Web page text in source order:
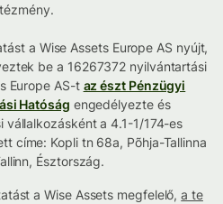
a Wise Assets Europe AS nyújt,
be a 16267372 nyilvántartási
Europe AS-t az észt Pénzügyi
Hatóság engedélyezte és
a 4.1-1/174-es
címe: Kopli tn 68a, Põhja-Tallinna
Észtország.
a Wise Assets megfelelő,a te